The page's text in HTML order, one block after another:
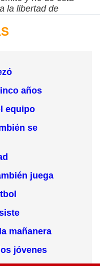
la libertad de
años
equipo
se
juega
mañanera
jóvenes